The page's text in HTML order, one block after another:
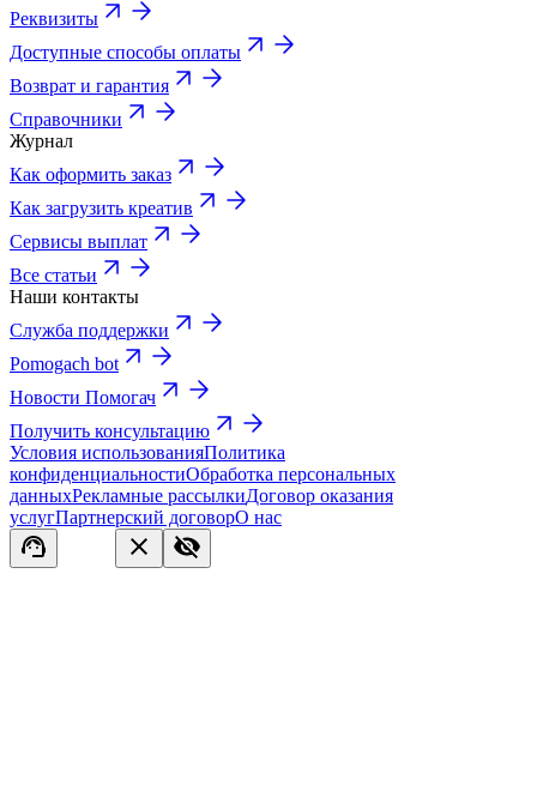
Реквизиты
Доступные способы оплаты
Возврат и гарантия
Справочники
Журнал
Как оформить заказ
Как загрузить креатив
Сервисы выплат
Все статьи
Наши контакты
Служба поддержки
Pomogach bot
Новости Помогач
Получить консультацию
Условия использованияПолитика
конфиденциальностиОбработка персональных
данныхРекламные рассылкиДоговор оказания
услугПартнерский договорО нас